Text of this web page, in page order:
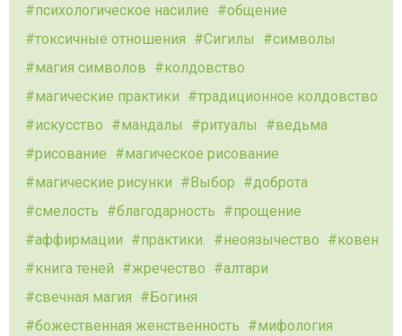
психологическое насилие
общение
токсичные отношения
Сигилы
символы
магия символов
колдовство
магические практики
традиционное колдовство
искусство
мандалы ритуалы
ведьма
рисование
магическое рисование
магические рисунки
Выбор
доброта
смелость
благодарность
прощение
аффирмации
практики. неоязычество
ковен
книга теней
жречество
алтари
свечная магия
Богиня
божественная женственность
мифология